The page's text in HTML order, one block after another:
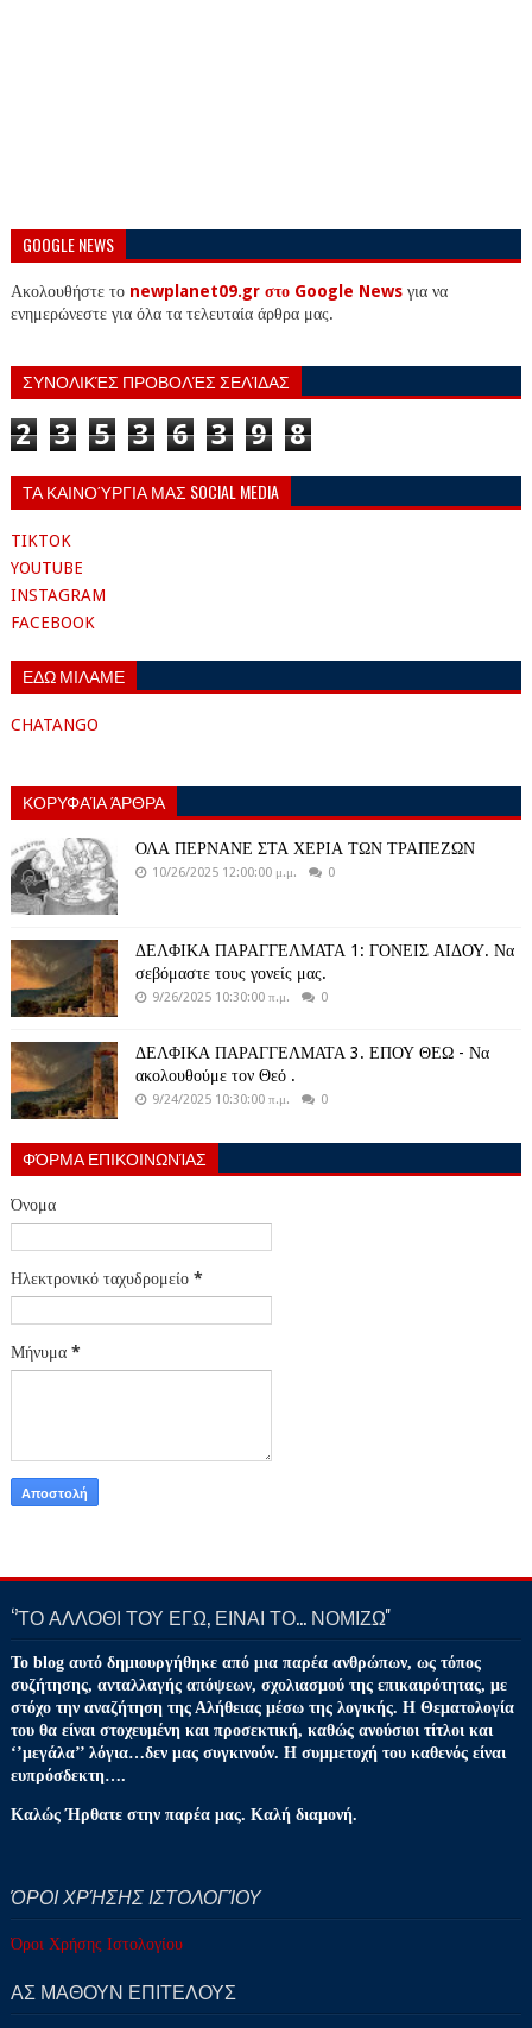
GOOGLE NEWS
Ακολουθήστε το newplanet09.gr στο Google Newsγια να
ενημερώνεστε για όλα τα τελευταία άρθρα μας.
ΣΥΝΟΛΙΚΈΣ ΠΡΟΒΟΛΈΣ ΣΕΛΊΔΑΣ
2 3 5 3 6 3 9 8
ΤΑ ΚΑΙΝΟΎΡΓΙΑ ΜΑΣ SOCIAL MEDIA
TIKTOK
YOUTUBE
INSTAGRAM
FACEBOOK
ΕΔΩ ΜΙΛΑΜΕ
CHATANGO
ΚΟΡΥΦΑΊΑ ΆΡΘΡΑ
ΟΛΑ ΠΕΡΝΑΝΕ ΣΤΑ ΧΕΡΙΑ ΤΩΝ ΤΡΑΠΕΖΩΝ
10/26/2025 12:00:00 μ.μ. 0
ΔΕΛΦΙΚΑ ΠΑΡΑΓΓΕΛΜΑΤΑ 1: ΓΟΝΕΙΣ ΑΙΔΟΥ. Να
σεβόμαστε τους γονείς μας.
9/26/2025 10:30:00 π.μ. 0
ΔΕΛΦΙΚΑ ΠΑΡΑΓΓΕΛΜΑΤΑ 3. ΕΠΟΥ ΘΕΩ - Να
ακολουθούμε τον Θεό .
9/24/2025 10:30:00 π.μ. 0
ΦΌΡΜΑ ΕΠΙΚΟΙΝΩΝΊΑΣ
Όνομα
Ηλεκτρονικό ταχυδρομείο *
Μήνυμα *
‘’ΤΟ ΑΛΛΟΘΙ ΤΟΥ ΕΓΩ, ΕΙΝΑΙ ΤΟ… ΝΟΜΙΖΩ''
Το blog αυτό δημιουργήθηκε από μια παρέα ανθρώπων, ως τόπος
συζήτησης, ανταλλαγής απόψεων, σχολιασμού της επικαιρότητας, με
στόχο την αναζήτηση της Αλήθειας μέσω της λογικής. Η Θεματολογία
του θα είναι στοχευμένη και προσεκτική, καθώς ανούσιοι τίτλοι και
‘’μεγάλα’’ λόγια…δεν μας συγκινούν. Η συμμετοχή του καθενός είναι
ευπρόσδεκτη….
Καλώς Ήρθατε στην παρέα μας. Καλή διαμονή.
ΌΡΟΙ ΧΡΉΣΗΣ ΙΣΤΟΛΟΓΊΟΥ
Όροι Χρήσης Ιστολογίου
ΑΣ ΜΑΘΟΥΝ ΕΠΙΤΕΛΟΥΣ